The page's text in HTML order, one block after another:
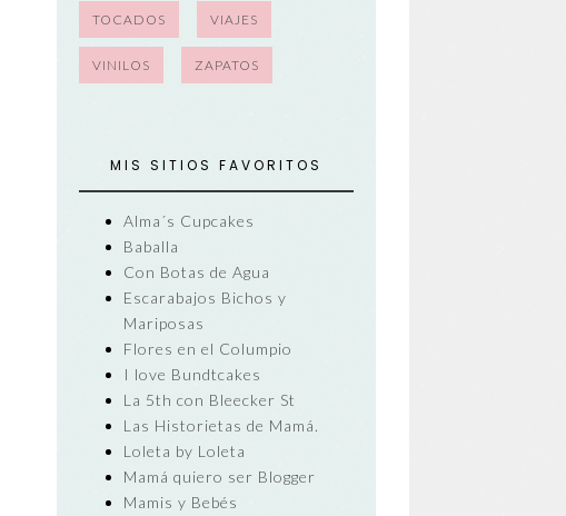
TOCADOS VIAJES
VINILOS ZAPATOS
MIS SITIOS FAVORITOS
Alma´s Cupcakes
Baballa
Con Botas de Agua
Escarabajos Bichos y
Mariposas
Flores en el Columpio
I love Bundtcakes
La 5th con Bleecker St
Las Historietas de Mamá.
Loleta by Loleta
Mamá quiero ser Blogger
Mamis y Bebés